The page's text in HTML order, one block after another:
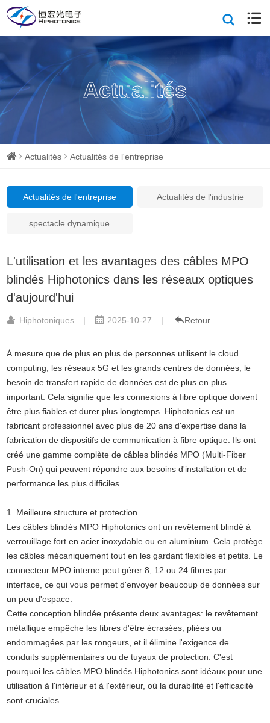
Actualités
Actualités Actualités de l'entreprise
Actualités de l'entreprise Actualités de l'industrie
spectacle dynamique
L'utilisation et les avantages des câbles MPO
blindés Hiphotonics dans les réseaux optiques
d'aujourd'hui
Hiphotoniques | 2025-10-27 | Retour
À mesure que de plus en plus de personnes utilisent le cloud
computing, les réseaux 5G et les grands centres de données, le
besoin de transfert rapide de données est de plus en plus
important. Cela signifie que les connexions à fibre optique doivent
être plus fiables et durer plus longtemps. Hiphotonics est un
fabricant professionnel avec plus de 20 ans d'expertise dans la
fabrication de dispositifs de communication à fibre optique. Ils ont
créé une gamme complète de câbles blindés MPO (Multi-Fiber
Push-On) qui peuvent répondre aux besoins d'installation et de
performance les plus difficiles.
1. Meilleure structure et protection
Les câbles blindés MPO Hiphotonics ont un revêtement blindé à
verrouillage fort en acier inoxydable ou en aluminium. Cela protège
les câbles mécaniquement tout en les gardant flexibles et petits. Le
connecteur MPO interne peut gérer 8, 12 ou 24 fibres par
interface, ce qui vous permet d'envoyer beaucoup de données sur
un peu d'espace.
Cette conception blindée présente deux avantages: le revêtement
métallique empêche les fibres d'être écrasées, pliées ou
endommagées par les rongeurs, et il élimine l'exigence de
conduits supplémentaires ou de tuyaux de protection. C'est
pourquoi les câbles MPO blindés Hiphotonics sont idéaux pour une
utilisation à l'intérieur et à l'extérieur, où la durabilité et l'efficacité
sont cruciales.